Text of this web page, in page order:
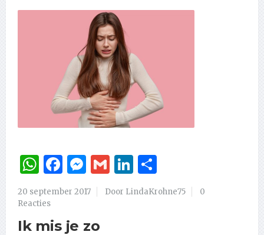
WhatsApp
Facebook
Messenger
GmailLinkedIn
20 september 2017 Door LindaKrohne75
0
Reacties
Ik mis je zo